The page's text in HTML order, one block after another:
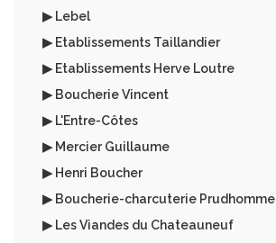
▶ Lebel
▶ Etablissements Taillandier
▶ Etablissements Herve Loutre
▶ Boucherie Vincent
▶ L'Entre-Côtes
▶ Mercier Guillaume
▶ Henri Boucher
▶ Boucherie-charcuterie Prudhomme
▶ Les Viandes du Chateauneuf